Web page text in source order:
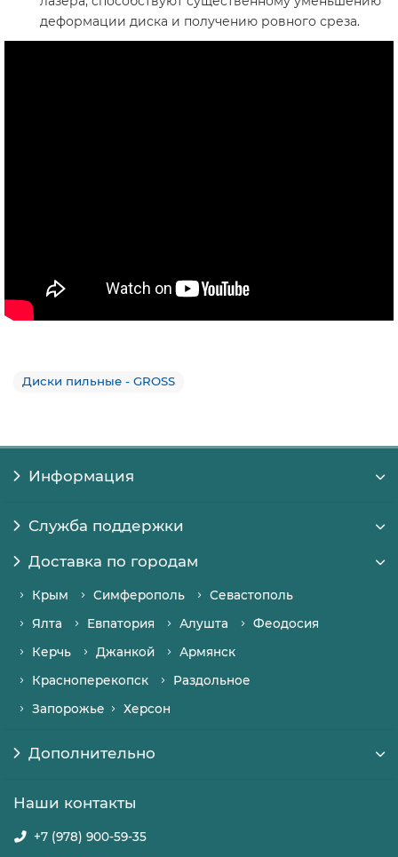
деформации диска и получению ровного среза.
Диски пильные - GROSS
Информация
Служба поддержки
Доставка по городам
Крым Симферополь
Севастополь
Ялта
Евпатория Алушта
Феодосия
Керчь
Джанкой
Армянск
Красноперекопск
Раздольное
Запорожье
Херсон
Дополнительно
Наши контакты
+7 (978) 900-59-35